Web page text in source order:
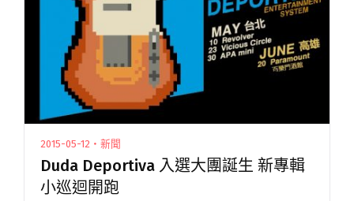
誓場】開始售票！"
2015-05-12・新聞
Duda Deportiva 入選大團誕生 新專輯
小巡迴開跑